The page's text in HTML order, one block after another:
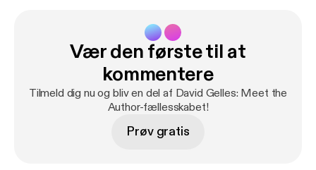
Vær den første til at
kommentere
Tilmeld dig nu og bliv en del af David Gelles: Meet the
Author-fællesskabet!
Prøv gratis